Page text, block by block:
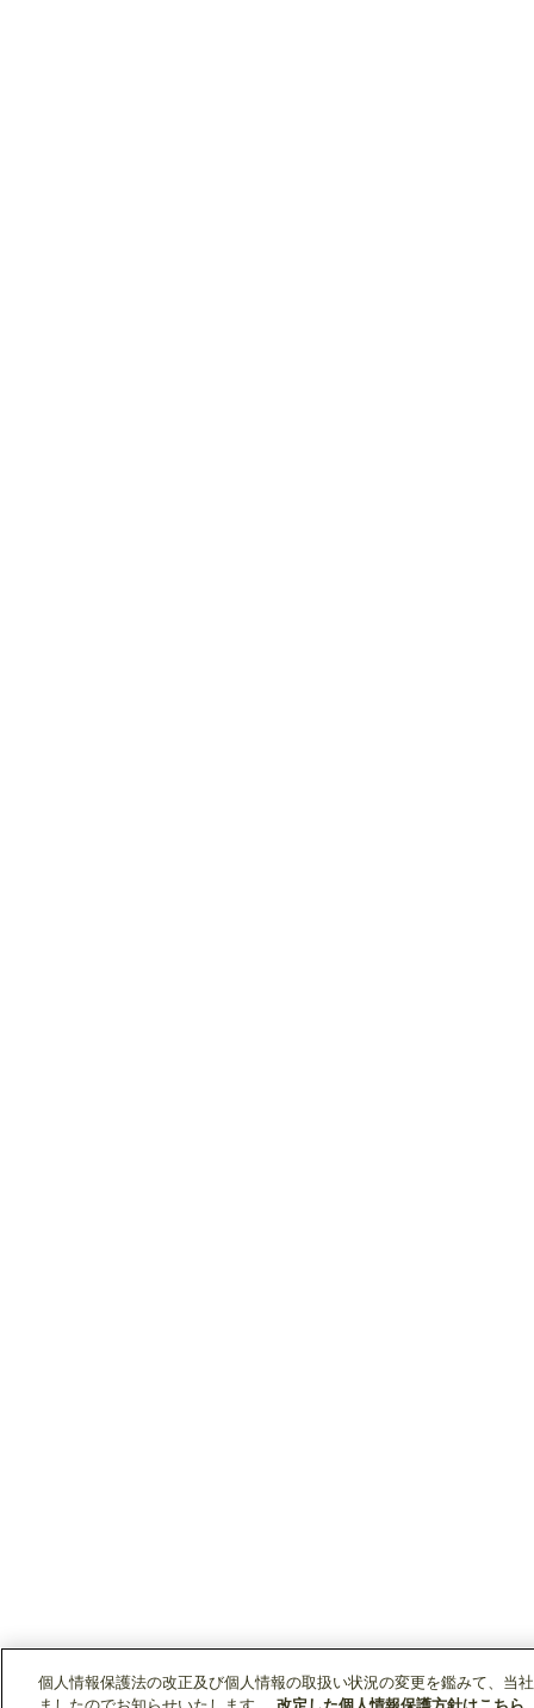
個人情報保護法の改正及び個人情報の取扱い状況の変更を鑑みて、当